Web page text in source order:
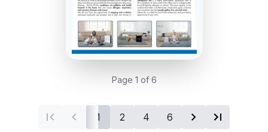
Page 1 of 6
1 2 4 6